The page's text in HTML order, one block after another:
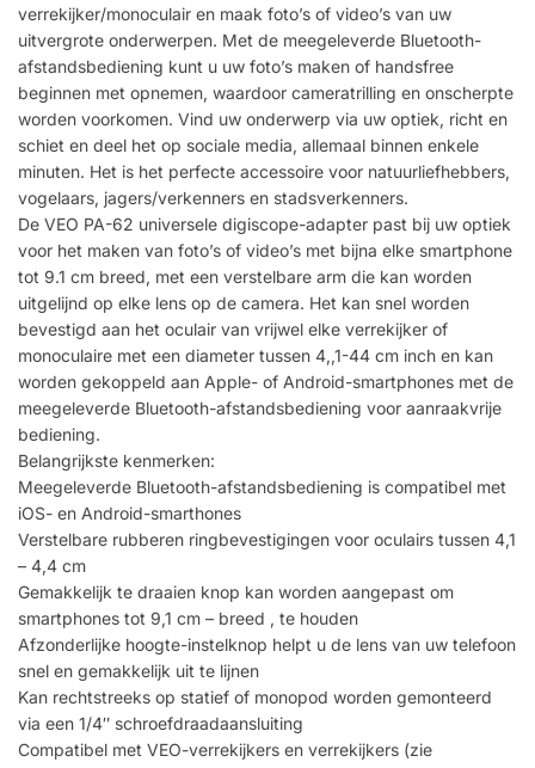
verrekijker/monoculair en maak foto’s of video’s van uw
uitvergrote onderwerpen. Met de meegeleverde Bluetooth-
afstandsbediening kunt u uw foto’s maken of handsfree
beginnen met opnemen, waardoor cameratrilling en onscherpte
worden voorkomen. Vind uw onderwerp via uw optiek, richt en
schiet en deel het op sociale media, allemaal binnen enkele
minuten. Het is het perfecte accessoire voor natuurliefhebbers,
vogelaars, jagers/verkenners en stadsverkenners.
De VEO PA-62 universele digiscope-adapter past bij uw optiek
voor het maken van foto’s of video’s met bijna elke smartphone
tot 9.1 cm breed, met een verstelbare arm die kan worden
uitgelijnd op elke lens op de camera. Het kan snel worden
bevestigd aan het oculair van vrijwel elke verrekijker of
monoculaire met een diameter tussen 4,,1-44 cm inch en kan
worden gekoppeld aan Apple- of Android-smartphones met de
meegeleverde Bluetooth-afstandsbediening voor aanraakvrije
bediening.
Belangrijkste kenmerken:
Meegeleverde Bluetooth-afstandsbediening is compatibel met
iOS- en Android-smarthones
Verstelbare rubberen ringbevestigingen voor oculairs tussen 4,1
– 4,4 cm
Gemakkelijk te draaien knop kan worden aangepast om
smartphones tot 9,1 cm – breed , te houden
Afzonderlijke hoogte-instelknop helpt u de lens van uw telefoon
snel en gemakkelijk uit te lijnen
Kan rechtstreeks op statief of monopod worden gemonteerd
via een 1/4″ schroefdraadaansluiting
Compatibel met VEO-verrekijkers en verrekijkers (zie